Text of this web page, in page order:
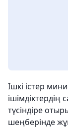
Ішкі істер
түсіндіре
шеңберінде